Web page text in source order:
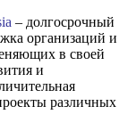
– долгосрочный
организаций и
в своей
и
различных